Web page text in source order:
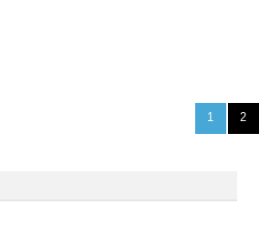
1 2